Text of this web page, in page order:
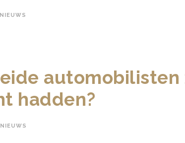
NIEUWS
automobilisten
hadden?
NIEUWS